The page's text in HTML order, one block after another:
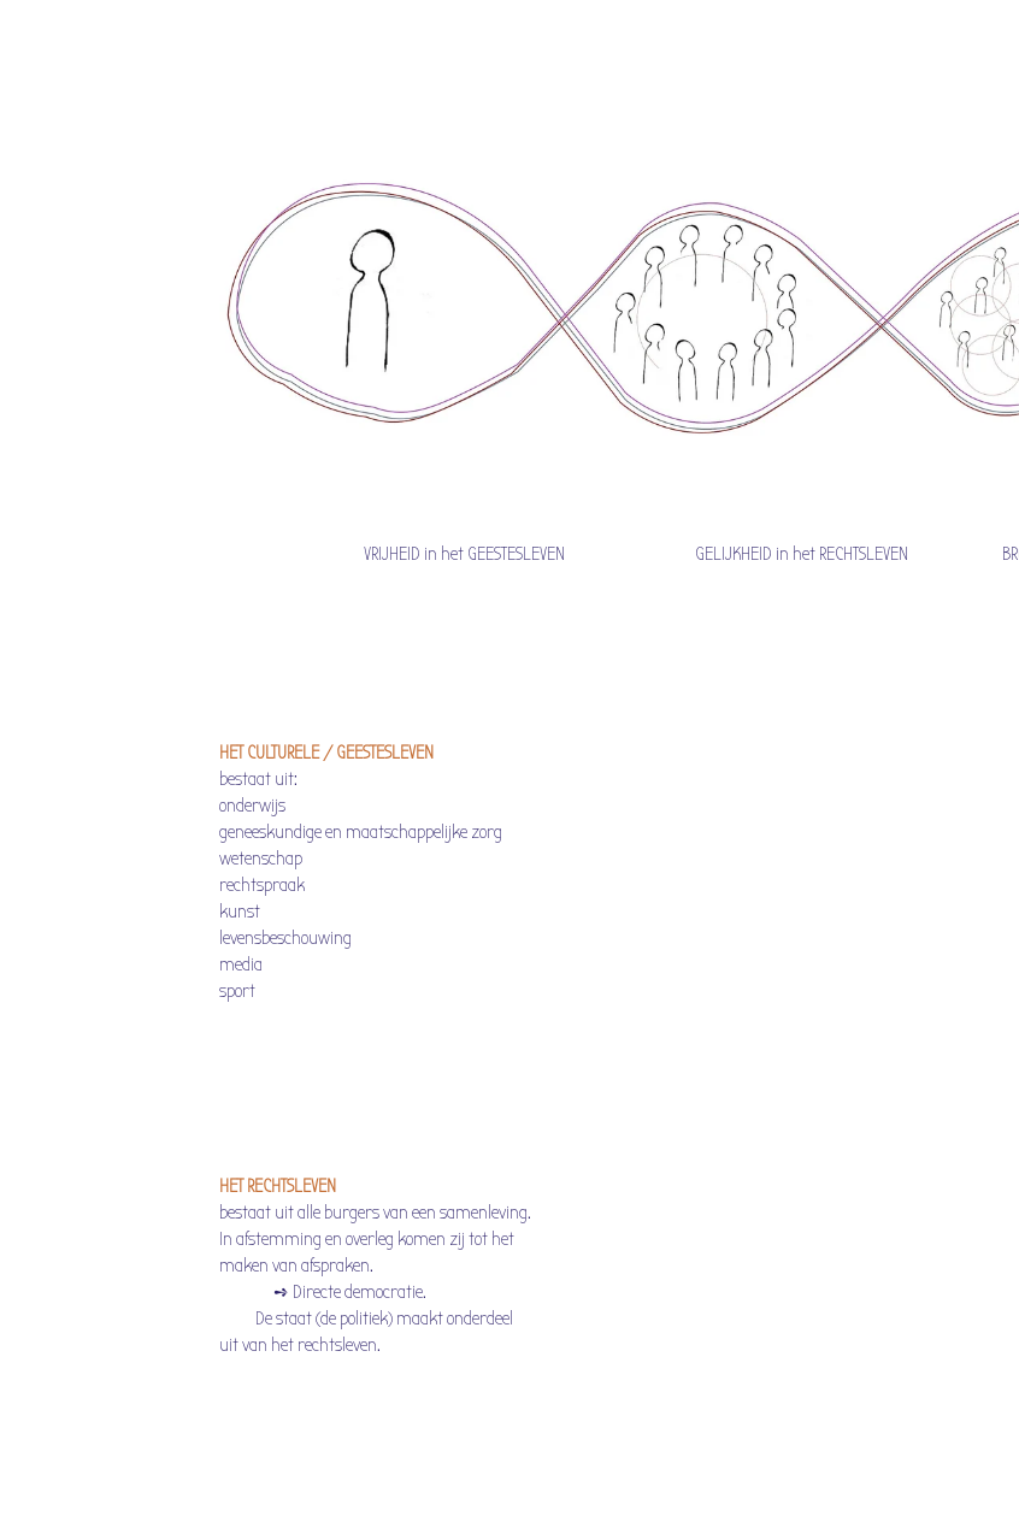
VRIJHEID in het GEESTESLEVEN GELIJKHEID in het RECHTSLEVEN
HET CULTURELE / GEESTESLEVEN
bestaat uit:
onderwijs
geneeskundige en maatschappelijke zorg
wetenschap
rechtspraak
kunst
levensbeschouwing
media
sport
HET RECHTSLEVEN
bestaat uit alle burgers van een samenleving.
In afstemming en overleg komen zij tot het
maken van afspraken.
➺ Directe democratie.
De staat (de politiek) maakt onderdeel
uit van het rechtsleven.